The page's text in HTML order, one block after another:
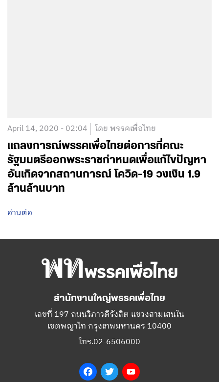
April 14, 2020 - 02:04 โดย พรรคเพื่อไทย
แถลงการณ์พรรคเพื่อไทยต่อการที่คณะ
รัฐมนตรีออกพระราชกำหนดเพื่อแก้ไขปัญหา
อันเกิดจากสถานการณ์ โควิด-19 วงเงิน 1.9
ล้านล้านบาท
อ่านต่อ
สำนักงานใหญ่พรรคเพื่อไทย
เลขที่ 197 ถนนวิภาวดีรังสิต แขวงสามเสนใน
เขตพญาไท กรุงเทพมหานคร 10400
โทร.02-6506000
FacebookTwitter